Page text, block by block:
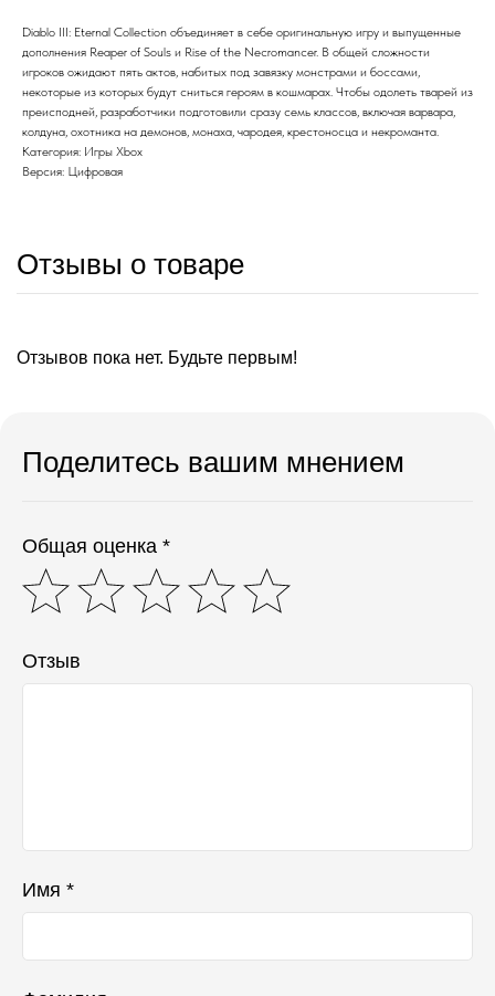
Diablo III: Eternal Collection объединяет в себе оригинальную игру и выпущенные
дополнения Reaper of Souls и Rise of the Necromancer. В общей сложности
игроков ожидают пять актов, набитых под завязку монстрами и боссами,
некоторые из которых будут сниться героям в кошмарах. Чтобы одолеть тварей из
преисподней, разработчики подготовили сразу семь классов, включая варвара,
колдуна, охотника на демонов, монаха, чародея, крестоносца и некроманта.
Категория: Игры Xbox
Версия: Цифровая
Отзывы о товаре
Отзывов пока нет. Будьте первым!
Поделитесь вашим мнением
Общая оценка *
Отзыв
Имя *